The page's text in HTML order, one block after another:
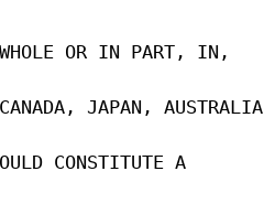
OR IN PART, IN,
JAPAN, AUSTRALIA
CONSTITUTE A